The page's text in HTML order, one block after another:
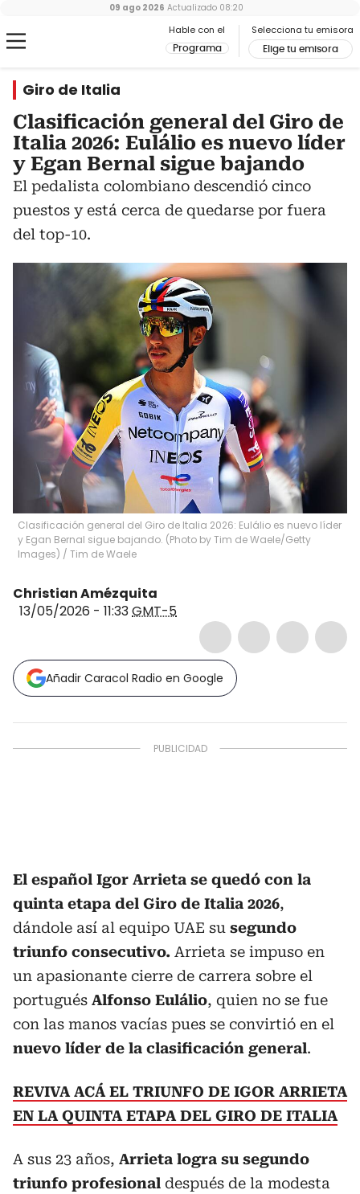
Hable con el
Programa
Selecciona tu emisora
Elige tu emisora
09 ago 2026 Actualizado 08:20
Giro de Italia
Clasificación general del Giro de
Italia 2026: Eulálio es nuevo líder
y Egan Bernal sigue bajando
El pedalista colombiano descendió cinco
puestos y está cerca de quedarse por fuera
del top-10.
Clasificación general del Giro de Italia 2026: Eulálio es nuevo líder
y Egan Bernal sigue bajando. (Photo by Tim de Waele/Getty
Images) / Tim de Waele
Christian Amézquita
13/05/2026 - 11:33GMT-5
Añadir Caracol Radio en Google
El español Igor Arrieta se quedó con la
quinta etapa del Giro de Italia 2026,
dándole así al equipo UAE su segundo
triunfo consecutivo. Arrieta se impuso en
un apasionante cierre de carrera sobre el
portugués Alfonso Eulálio, quien no se fue
con las manos vacías pues se convirtió en el
nuevo líder de la clasificación general.
REVIVA ACÁ EL TRIUNFO DE IGOR ARRIETA
EN LA QUINTA ETAPA DEL GIRO DE ITALIA
A sus 23 años, Arrieta logra su segundo
triunfo profesional después de la modesta